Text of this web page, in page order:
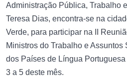
Administração Pública, Trabalho
Teresa Dias, encontra-se na
Verde, para participar na II
Ministros do Trabalho e
dos Países de Língua
3 a 5 deste mês.